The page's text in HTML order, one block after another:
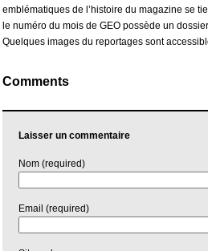
emblématiques de l’histoire du magazine se
le numéro du mois de GEO possède un
Quelques images du reportages sont
Comments
Laisser un commentaire
Nom (required)
Email (required)